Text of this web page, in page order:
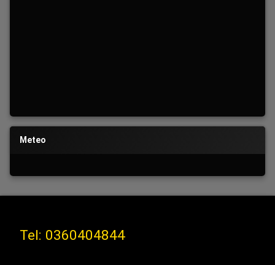
Meteo
Tel: 0360404844